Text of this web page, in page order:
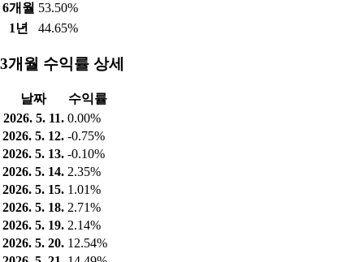
6개월 53.50%
1년
44.65%
3개월 수익률 상세
날짜
수익률
2026. 5. 11. 0.00%
2026. 5. 12. -0.75%
2026. 5. 13. -0.10%
2026. 5. 14. 2.35%
2026. 5. 15. 1.01%
2026. 5. 18. 2.71%
2026. 5. 19. 2.14%
2026. 5. 20. 12.54%